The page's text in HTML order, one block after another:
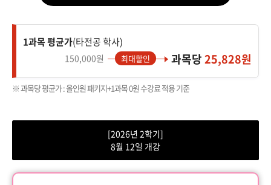
1과목 평균가(타전공 학사)
150,000원 최대할인 과목당25,828원
※ 과목당 평균가 : 올인원 패키지+1과목 0원 수강료 적용 기준
[2026년 2학기]
8월 12일 개강